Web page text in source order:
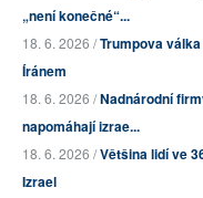
„není konečné“...
18. 6. 2026 /Trumpova
Íránem
18. 6. 2026 /Nadnárodní
napomáhají izrae...
18. 6. 2026 /Většina lidí ve
Izrael